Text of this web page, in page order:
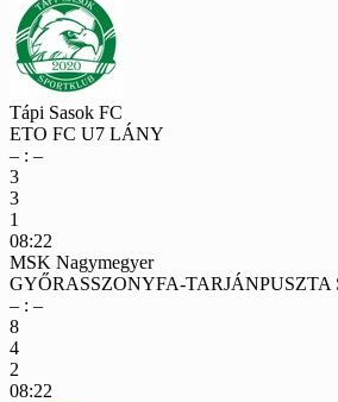
Tápi Sasok FC
ETO FC U7 LÁNY
– : –
3
3
1
08:22
MSK Nagymegyer
GYŐRASSZONYFA-TARJÁNPUSZTA
– : –
8
4
2
08:22